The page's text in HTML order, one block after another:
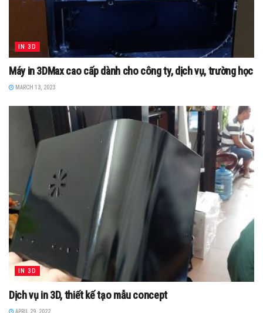
IN 3D
Máy in 3DMax cao cấp dành cho công ty, dịch vụ, trường học
MARCH 13, 2023
IN 3D
Dịch vụ in 3D, thiết kế tạo mẫu concept
APRIL 29, 2022